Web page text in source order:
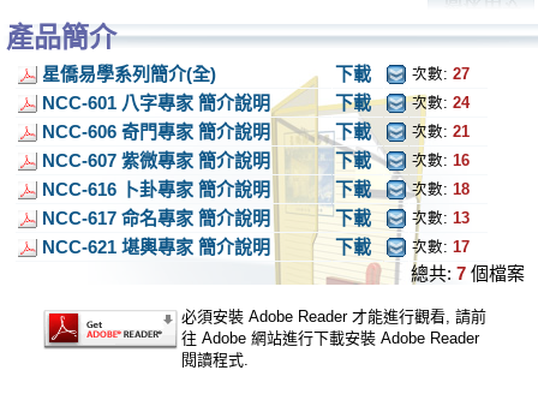
產品簡介
星僑易學系列簡介(全) 下載 次數: 27
NCC-601 八字專家 簡介說明 下載 次數: 24
NCC-606 奇門專家 簡介說明 下載 次數: 21
NCC-607 紫微專家 簡介說明 下載 次數: 16
NCC-616 卜卦專家 簡介說明 下載 次數: 18
NCC-617 命名專家 簡介說明 下載 次數: 13
NCC-621 堪輿專家 簡介說明 下載 次數: 17
總共: 7個檔案
必須安裝 Adobe Reader 才能進行觀看, 請前
往 Adobe 網站進行下載安裝 Adobe Reader
閱讀程式.